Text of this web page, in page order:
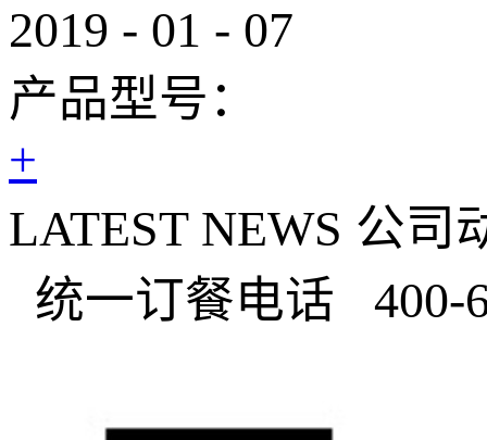
2019 - 01 - 07
产品型号：
+
LATEST NEWS 公司
统一订餐电话
400-